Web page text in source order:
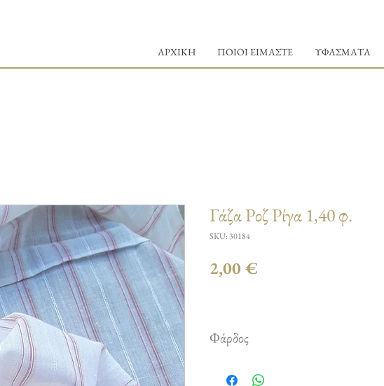
ΑΡΧΙΚΗ ΠΟΙΟΙ ΕΙΜΑΣΤΕ ΥΦΑΣΜΑΤΑ
Γάζα Ροζ Ρίγα 1,40 φ.
SKU: 30184
2,00 €
Φάρδος